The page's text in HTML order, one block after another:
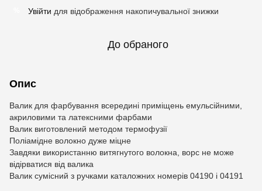
Увійти для відображення накопичувальної знижки
До обраного
Опис
Валик для фарбування всередині приміщень емульсійними,
акриловими та латексними фарбами
Валик виготовлений методом термофузії
Поліамідне волокно дуже міцне
Завдяки використанню витягнутого волокна, ворс не може
відірватися від валика
Валик сумісний з ручками каталожних номерів 04190 і 04191